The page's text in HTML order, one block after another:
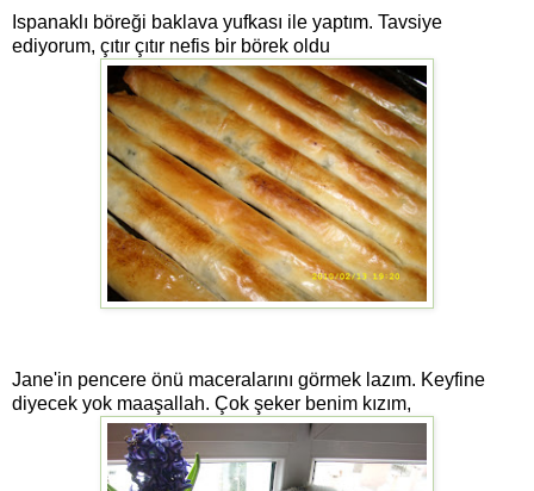
Ispanaklı böreği baklava yufkası ile yaptım. Tavsiye
ediyorum, çıtır çıtır nefis bir börek oldu
Jane'in pencere önü maceralarını görmek lazım. Keyfine
diyecek yok maaşallah. Çok şeker benim kızım,